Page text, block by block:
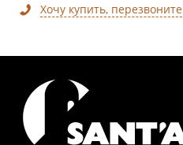
Хочу купить, перезвоните